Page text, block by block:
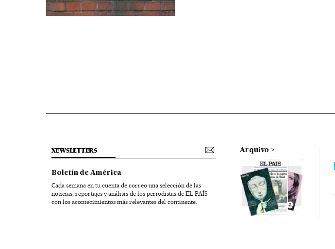
NEWSLETTERS
Boletín de América
Cada semana en tu cuenta de correo una selección de las
noticias, reportajes y análisis de los periodistas de EL PAÍS
con los acontecimientos más relevantes del continente.
Arquivo